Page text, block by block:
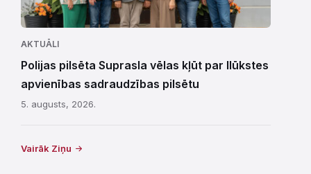
AKTUĀLI
Polijas pilsēta Suprasla vēlas kļūt par Ilūkstes
apvienības sadraudzības pilsētu
5. augusts, 2026.
Vairāk Ziņu